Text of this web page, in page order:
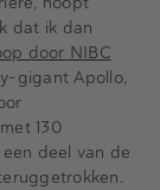
dat ik dan
door NIBC
gigant Apollo,
130
deel van de